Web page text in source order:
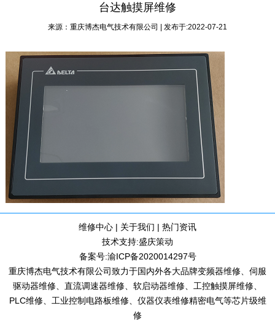
台达触摸屏维修
来源： 重庆博杰电气技术有限公司 | 发布于:2022-07-21
维修中心 | 关于我们 | 热门资讯
技术支持:盛庆策动
备案号:渝ICP备2020014297号
重庆博杰电气技术有限公司致力于国内外各大品牌变频器维修、伺服
驱动器维修、直流调速器维修、软启动器维修、工控触摸屏维修、
PLC维修、工业控制电路板维修、仪器仪表维修精密电气等芯片级维
修